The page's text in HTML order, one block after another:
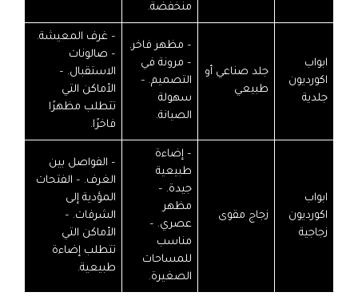
منخفضة.
ابواب
اكورديون
جلدية
جلد صناعي أو
طبيعي
– مظهر فاخر.
– مرونة في
التصميم. –
سهولة
الصيانة.
– غرف المعيشة.
– صالونات
الاستقبال. –
الأماكن التي
تتطلب مظهرًا
فاخرًا.
ابواب
اكورديون
زجاجية
زجاج مقوى
– إضاءة
طبيعية
جيدة. –
مظهر
عصري. –
مناسب
للمساحات
الصغيرة.
– الفواصل بين
الغرف. – الفتحات
المؤدية إلى
الشرفات. –
الأماكن التي
تتطلب إضاءة
طبيعية.